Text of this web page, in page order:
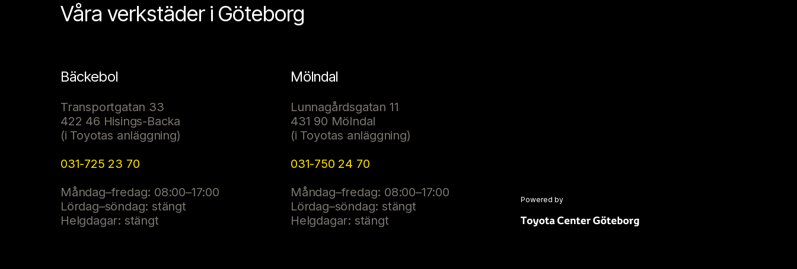
Våra verkstäder i Göteborg
Bäckebol
Transportgatan 33
422 46 Hisings-Backa
(i Toyotas anläggning)
031-725 23 70
Måndag–fredag: 08:00–17:00
Lördag–söndag: stängt
Helgdagar: stängt
Mölndal
Lunnagårdsgatan 11
431 90 Mölndal
(i Toyotas anläggning)
031-750 24 70
Måndag–fredag: 08:00–17:00
Lördag–söndag: stängt
Helgdagar: stängt
Powered by